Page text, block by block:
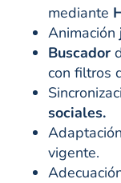
mediante
Animación
Buscador
con filtros
sociales.
vigente.